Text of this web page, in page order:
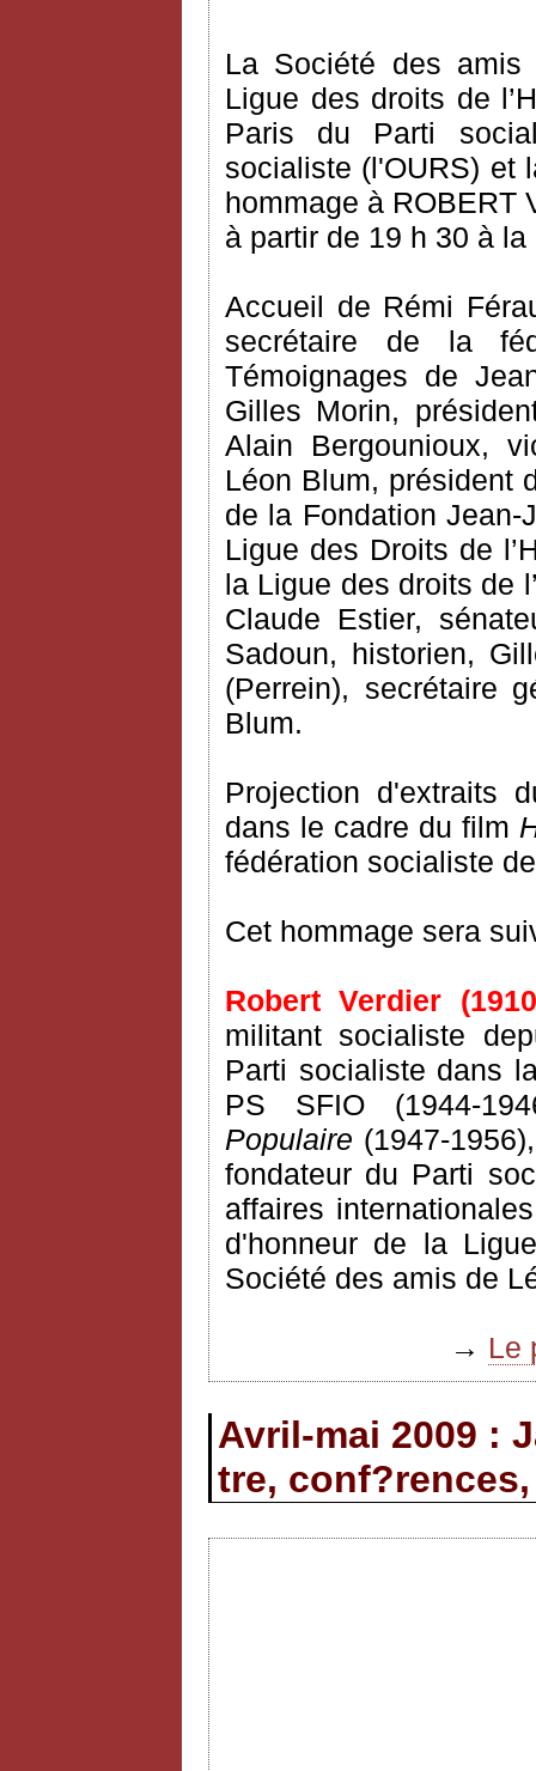
La Société des amis
Ligue des droits de
Paris du Parti
socialiste (l'OURS) et
hommage à ROBERT
à partir de 19 h 30 à
Accueil de Rémi
secrétaire de la
Témoignages de
Gilles Morin,
Alain Bergounioux,
Léon Blum, président
de la Fondation Jean-
Ligue des Droits de
la Ligue des droits de
Claude Estier,
Sadoun, historien,
(Perrein), secrétaire
Blum.
Projection d'extraits
dans le cadre du film
fédération socialiste
Cet hommage sera
Robert Verdier
militant socialiste
Parti socialiste dans
PS SFIO (1944-
Populaire (1947-
fondateur du Parti
affaires
d'honneur de la
Société des amis de
→ Le
Avril-mai 2009 :
tre,